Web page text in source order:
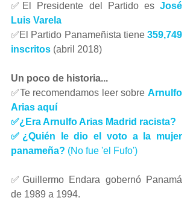
✅El Presidente del Partido es José
Luis Varela
✅El Partido Panameñista tiene 359,749
inscritos (abril 2018)
Un poco de historia...
✅Te recomendamos leer sobre Arnulfo
Arias aquí
✅¿Era Arnulfo Arias Madrid racista?
✅¿Quién le dio el voto a la mujer
panameña? (No fue 'el Fufo')
✅Guillermo Endara gobernó Panamá
de 1989 a 1994.